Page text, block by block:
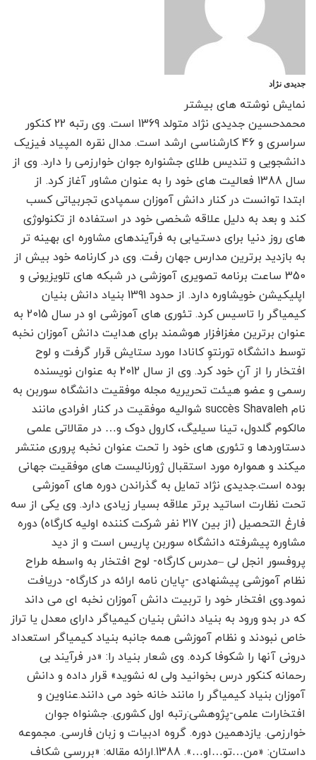
جدیدی نژاد
نمایش نوشته های بیشتر
محمدحسین جدیدی نژاد متولد 1369 است. وی رتبه 22 کنکور
سراسری و 46 کارشناسی ارشد است. مدال نقره المپیاد فیزیک
دانشجویی و تندیس طلای جشنواره جوان خوارزمی را دارد. وی از
سال 1388 فعالیت های خود را به عنوان مشاور آغاز کرد. از
ابتدا توانست در کنار دانش آموزان سمپادی تجربیاتی کسب
کند و بعد به دلیل علاقه شخصی خود در استفاده از تکنولوژی
های روز دنیا برای دستیابی به فرآیندهای مشاوره ای بهینه تر
به بازدید برترین مدارس جهان رفت. وی در کارنامه خود بیش از
350 ساعت برنامه تصویری آموزشی در شبکه های تلویزیونی و
اپلیکیشن خویشاوره دارد. از حدود 1391 بنیاد دانش بنیان
کیمیاگر را تاسیس کرد. تئوری های آموزشی او در سال 2015 به
عنوان برترین مغزافزار هوشمند برای هدایت دانش آموزان نخبه
توسط دانشگاه تورنتوِ کانادا مورد ستایش قرار گرفت و لوح
افتخار را از آنِ خود کرد. وی از سال 2012 به عنوان نویسنده
رسمی و عضو هیئت تحریریه مجله موفقیت دانشگاه سوربن به
نام succès Shavaleh شوالیه موفقیت در کنار افرادی مانند
مالکوم گلدول، تینا سیلیگ، کارول دوک و… در مقالاتی علمی
دستاوردها و تئوری های خود را تحت عنوان نخبه پروری منتشر
میکند و همواره مورد استقبال ژورنالیست های موفقیت جهانی
بوده است.جدیدی نژاد تمایل به گذراندن دوره های آموزشی
تحت نظارت اساتید برتر علاقه بسیار زیادی دارد. وی یکی از سه
فارغ التحصیل (از بین 217 نفر شرکت کننده اولیه کارگاه) دوره
مشاوره پیشرفته دانشگاه سوربن پاریس است و از دید
پروفسور انجل لی –مدرس کارگاه- لوح افتخار به واسطه طراح
نظام آموزشی پیشنهادی -پایان نامه ارائه در کارگاه- دریافت
نمود.وی افتخار خود را تربیت دانش آموزان نخبه ای می داند
که در بدو ورود به بنیاد دانش بنیان کیمیاگر دارای معدل یا تراز
خاص نبودند و نظام آموزشی همه جانبه بنیاد کیمیاگر استعداد
درونی آنها را شکوفا کرده. وی شعار بنیاد را: «در فرآیند بی
رحمانه کنکور درس بخوانید ولی له نشوید» قرار داده و دانش
آموزان بنیاد کیمیاگر را مانند خانه خود می دانند.عناوین و
افتخارات علمی-پژوهشی:رتبه اول کشوری. جشنواه جوان
خوارزمی. یازدهمین دوره. گروه ادبیات و زبان فارسی. مجموعه
داستان: «من…تو…او…». 1388.ارائه مقاله: «بررسی شکاف